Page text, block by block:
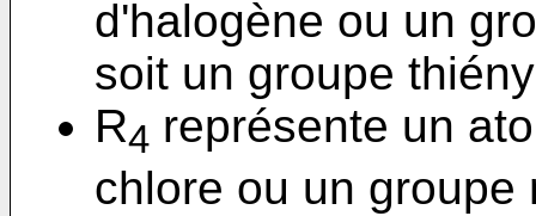
d'halogène ou un
soit un groupe
R4 représente un
chlore ou un groupe